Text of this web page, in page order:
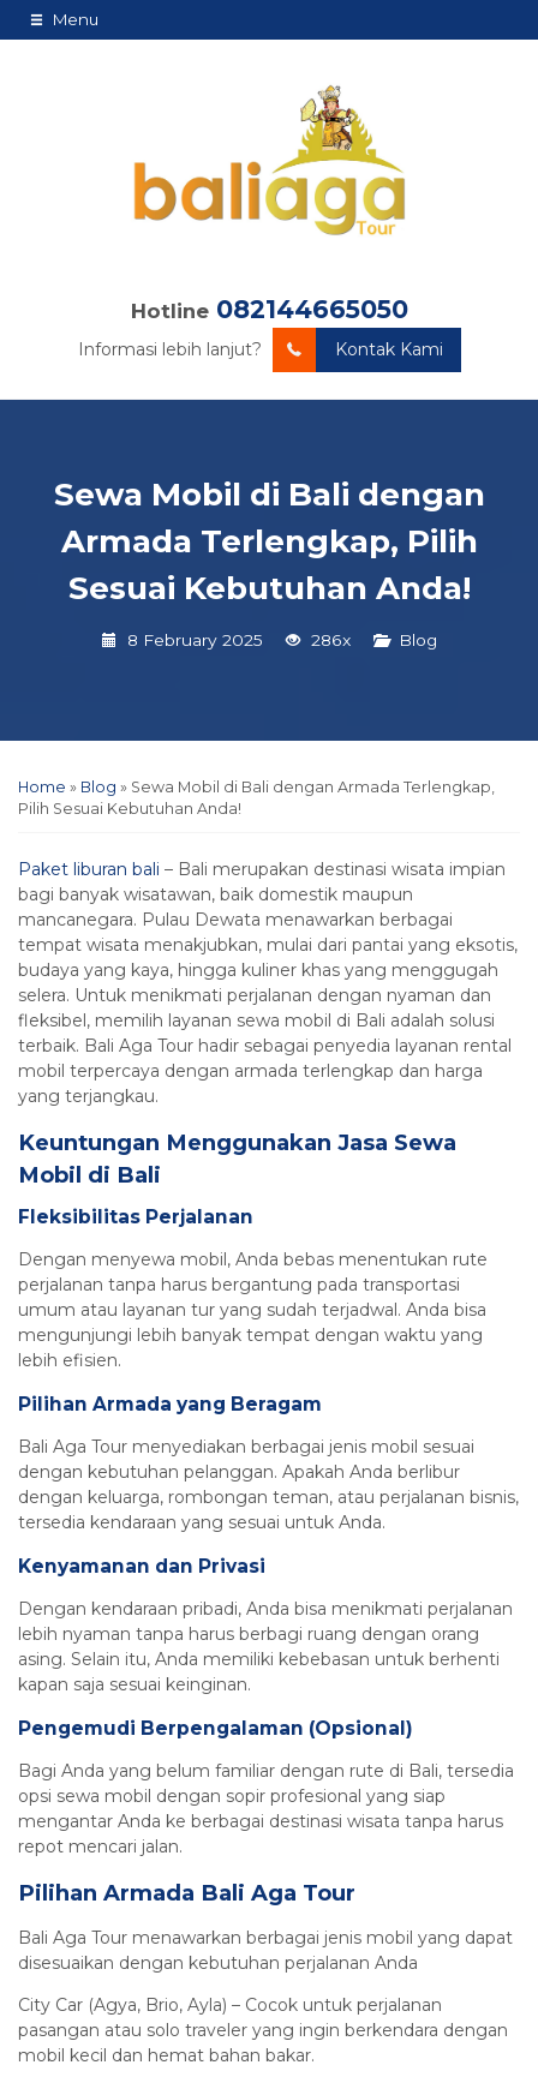
Menu
Hotline 082144665050
Informasi lebih lanjut? Kontak Kami
Sewa Mobil di Bali dengan
Armada Terlengkap, Pilih
Sesuai Kebutuhan Anda!
8 February 2025 286x Blog
Home » Blog » Sewa Mobil di Bali dengan Armada Terlengkap,
Pilih Sesuai Kebutuhan Anda!
Paket liburan bali – Bali merupakan destinasi wisata impian
bagi banyak wisatawan, baik domestik maupun
mancanegara. Pulau Dewata menawarkan berbagai
tempat wisata menakjubkan, mulai dari pantai yang eksotis,
budaya yang kaya, hingga kuliner khas yang menggugah
selera. Untuk menikmati perjalanan dengan nyaman dan
fleksibel, memilih layanan sewa mobil di Bali adalah solusi
terbaik. Bali Aga Tour hadir sebagai penyedia layanan rental
mobil terpercaya dengan armada terlengkap dan harga
yang terjangkau.
Keuntungan Menggunakan Jasa Sewa
Mobil di Bali
Fleksibilitas Perjalanan
Dengan menyewa mobil, Anda bebas menentukan rute
perjalanan tanpa harus bergantung pada transportasi
umum atau layanan tur yang sudah terjadwal. Anda bisa
mengunjungi lebih banyak tempat dengan waktu yang
lebih efisien.
Pilihan Armada yang Beragam
Bali Aga Tour menyediakan berbagai jenis mobil sesuai
dengan kebutuhan pelanggan. Apakah Anda berlibur
dengan keluarga, rombongan teman, atau perjalanan bisnis,
tersedia kendaraan yang sesuai untuk Anda.
Kenyamanan dan Privasi
Dengan kendaraan pribadi, Anda bisa menikmati perjalanan
lebih nyaman tanpa harus berbagi ruang dengan orang
asing. Selain itu, Anda memiliki kebebasan untuk berhenti
kapan saja sesuai keinginan.
Pengemudi Berpengalaman (Opsional)
Bagi Anda yang belum familiar dengan rute di Bali, tersedia
opsi sewa mobil dengan sopir profesional yang siap
mengantar Anda ke berbagai destinasi wisata tanpa harus
repot mencari jalan.
Pilihan Armada Bali Aga Tour
Bali Aga Tour menawarkan berbagai jenis mobil yang dapat
disesuaikan dengan kebutuhan perjalanan Anda
City Car (Agya, Brio, Ayla) – Cocok untuk perjalanan
pasangan atau solo traveler yang ingin berkendara dengan
mobil kecil dan hemat bahan bakar.